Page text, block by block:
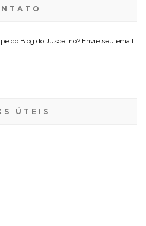
do Blog do Juscelino? Envie seu email
ÚTEIS